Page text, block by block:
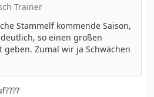
Trainer
Stammelf kommende Saison,
so einen großen
Zumal wir ja Schwächen